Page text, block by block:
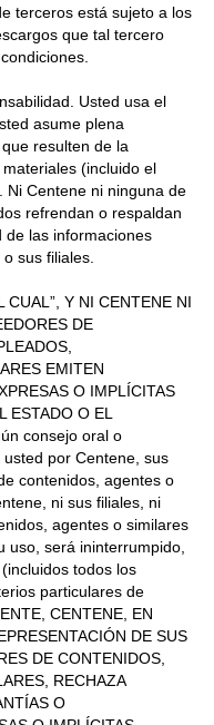
terceros está sujeto a los
que tal tercero
Usted usa el
asume plena
resulten de la
(incluido el
Ni Centene ni ninguna de
refrendan o respaldan
de las informaciones
sus filiales.
CUAL”, Y NI CENTENE NI
DE
EMITEN
O IMPLÍCITAS
ESTADO O EL
consejo oral o
por Centene, sus
contenidos, agentes o
ni sus filiales, ni
agentes o similares
uso, será ininterrumpido,
todos los
particulares de
CENTENE, EN
DE SUS
DE CONTENIDOS,
RECHAZA
O